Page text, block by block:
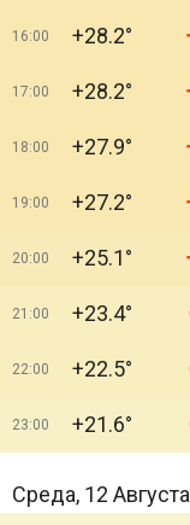
16:00 +28.2°
17:00 +28.2°
18:00 +27.9°
19:00 +27.2°
20:00 +25.1°
21:00 +23.4°
22:00 +22.5°
23:00 +21.6°
Среда, 12 Августа